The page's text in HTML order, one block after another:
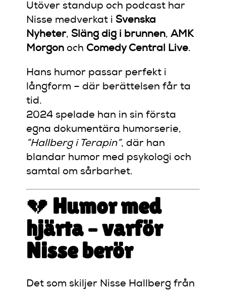
Utöver standup och podcast har
Nisse medverkat i Svenska
Nyheter, Släng dig i brunnen,AMK
Morgon och Comedy Central Live.
Hans humor passar perfekt i
långform – där berättelsen får ta
tid.
2024 spelade han in sin första
egna dokumentära humorserie,
”Hallberg i Terapin”, där han
blandar humor med psykologi och
samtal om sårbarhet.
💔 Humor med
hjärta – varför
Nisse berör
Det som skiljer Nisse Hallberg från